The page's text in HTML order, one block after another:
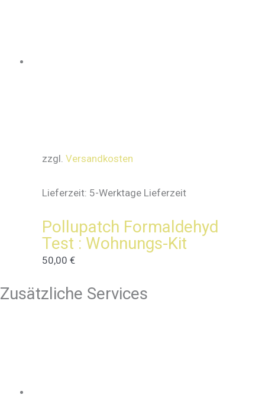
zzgl. Versandkosten
Lieferzeit: 5-Werktage Lieferzeit
Pollupatch Formaldehyd
Test : Wohnungs-Kit
50,00 €
Zusätzliche Services